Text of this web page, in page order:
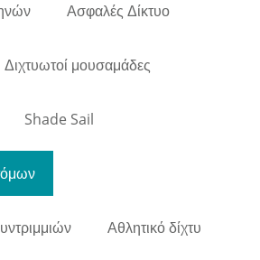
Ασφαλές Δίκτυο
Διχτυωτοί μουσαμάδες
Shade Sail
Αθλητικό δίχτυ